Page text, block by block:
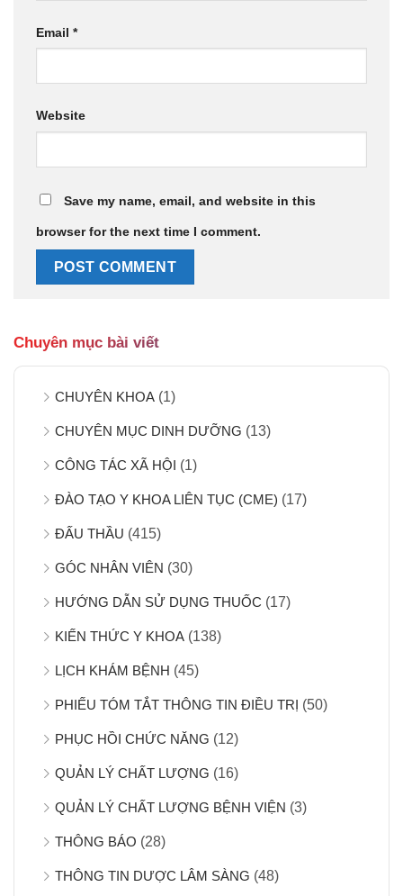
Email *
Website
Save my name, email, and website in this
browser for the next time I comment.
Chuyên mục bài viết
CHUYÊN KHOA (1)
CHUYÊN MỤC DINH DƯỠNG (13)
CÔNG TÁC XÃ HỘI (1)
ĐÀO TẠO Y KHOA LIÊN TỤC (CME) (17)
ĐẤU THẦU (415)
GÓC NHÂN VIÊN (30)
HƯỚNG DẪN SỬ DỤNG THUỐC (17)
KIẾN THỨC Y KHOA (138)
LỊCH KHÁM BỆNH (45)
PHIẾU TÓM TẮT THÔNG TIN ĐIỀU TRỊ (50)
PHỤC HỒI CHỨC NĂNG (12)
QUẢN LÝ CHẤT LƯỢNG (16)
QUẢN LÝ CHẤT LƯỢNG BỆNH VIỆN (3)
THÔNG BÁO (28)
THÔNG TIN DƯỢC LÂM SÀNG (48)